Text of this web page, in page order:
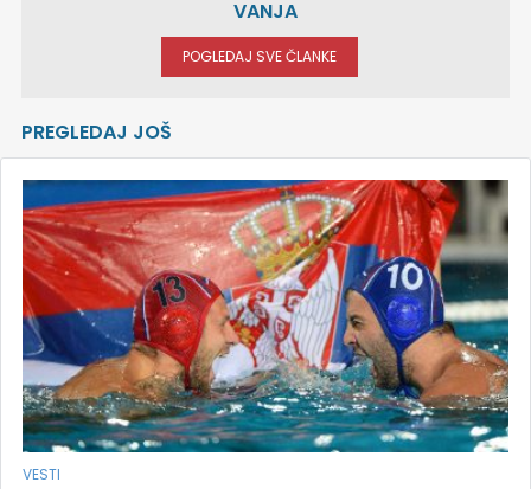
VANJA
POGLEDAJ SVE ČLANKE
PREGLEDAJ JOŠ
VESTI